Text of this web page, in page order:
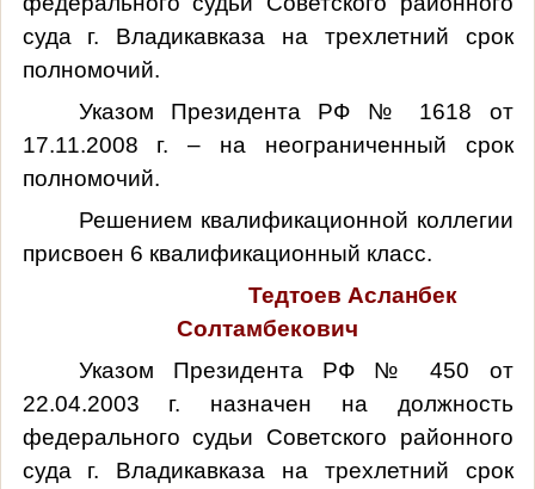
суда г. Владикавказа на трехлетний срок
полномочий.
Указом Президента РФ № 1618 от
17.11.2008 г. – на неограниченный срок
полномочий.
Решением квалификационной коллегии
присвоен 6 квалификационный класс.
Тедтоев Асланбек
Солтамбекович
Указом Президента РФ № 450 от
22.04.2003 г. назначен на должность
федерального судьи Советского районного
суда г. Владикавказа на трехлетний срок